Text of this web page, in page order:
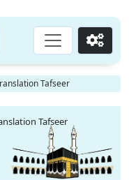
Go
Tafseer
Tafseer